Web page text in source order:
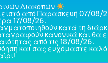
Διακοπών
από Παρασκευή 07/08/2
17/08/26.
κατά τη διάρκ
κανονικά και θα ε
από τις 18/08/26.
και σας ευχόμαστε καλό